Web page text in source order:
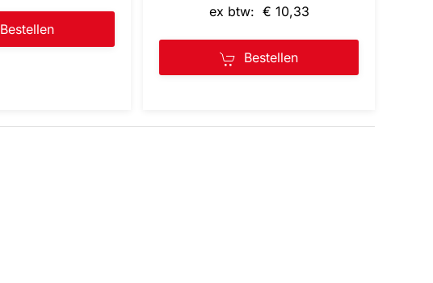
Bestellen
ex btw: € 10,33
Bestellen